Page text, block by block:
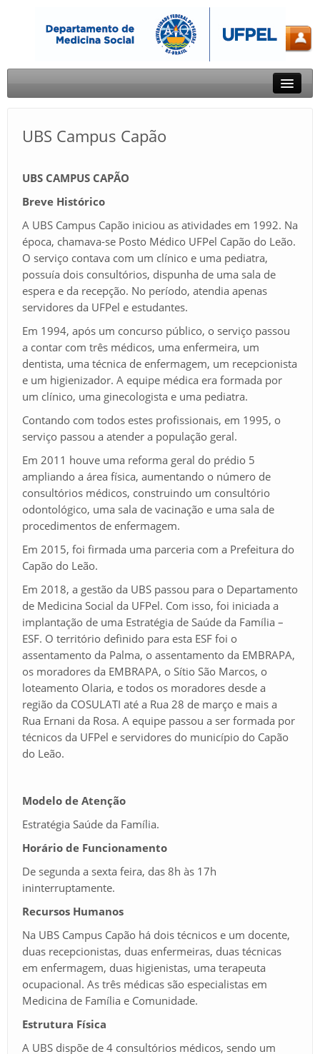
Docentes e Técnicos
Extensão
Pesquisa
Fale Conosco
UBS Campus Capão
UBS CAMPUS CAPÃO
Breve Histórico
A UBS Campus Capão iniciou as atividades em 1992. Na
época, chamava-se Posto Médico UFPel Capão do Leão.
O serviço contava com um clínico e uma pediatra,
possuía dois consultórios, dispunha de uma sala de
espera e da recepção. No período, atendia apenas
servidores da UFPel e estudantes.
Em 1994, após um concurso público, o serviço passou
a contar com três médicos, uma enfermeira, um
dentista, uma técnica de enfermagem, um recepcionista
e um higienizador. A equipe médica era formada por
um clínico, uma ginecologista e uma pediatra.
Contando com todos estes profissionais, em 1995, o
serviço passou a atender a população geral.
Em 2011 houve uma reforma geral do prédio 5
ampliando a área física, aumentando o número de
consultórios médicos, construindo um consultório
odontológico, uma sala de vacinação e uma sala de
procedimentos de enfermagem.
Em 2015, foi firmada uma parceria com a Prefeitura do
Capão do Leão.
Em 2018, a gestão da UBS passou para o Departamento
de Medicina Social da UFPel. Com isso, foi iniciada a
implantação de uma Estratégia de Saúde da Família –
ESF. O território definido para esta ESF foi o
assentamento da Palma, o assentamento da EMBRAPA,
os moradores da EMBRAPA, o Sítio São Marcos, o
loteamento Olaria, e todos os moradores desde a
região da COSULATI até a Rua 28 de março e mais a
Rua Ernani da Rosa. A equipe passou a ser formada por
técnicos da UFPel e servidores do município do Capão
do Leão.
Modelo de Atenção
Estratégia Saúde da Família.
Horário de Funcionamento
De segunda a sexta feira, das 8h às 17h
ininterruptamente.
Recursos Humanos
Na UBS Campus Capão há dois técnicos e um docente,
duas recepcionistas, duas enfermeiras, duas técnicas
em enfermagem, duas higienistas, uma terapeuta
ocupacional. As três médicas são especialistas em
Medicina de Família e Comunidade.
Estrutura Física
A UBS dispõe de 4 consultórios médicos, sendo um